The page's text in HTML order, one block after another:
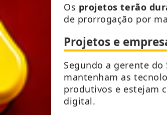
Os projetos terão
de prorrogação por
Projetos e
Segundo a gerente do
mantenham as
produtivos e estejam
digital.